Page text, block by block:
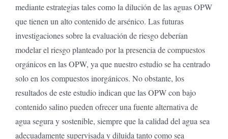
mediante estrategias tales como la dilución de las aguas OPW
que tienen un alto contenido de arsénico. Las futuras
investigaciones sobre la evaluación de riesgo deberían
modelar el riesgo planteado por la presencia de compuestos
orgánicos en las OPW, ya que nuestro estudio se ha centrado
solo en los compuestos inorgánicos. No obstante, los
resultados de este estudio indican que las OPW con bajo
contenido salino pueden ofrecer una fuente alternativa de
agua segura y sostenible, siempre que la calidad del agua sea
adecuadamente supervisada y diluida tanto como sea